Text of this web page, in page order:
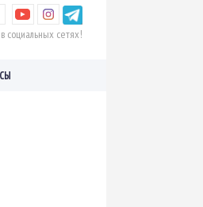
социальных сетях!